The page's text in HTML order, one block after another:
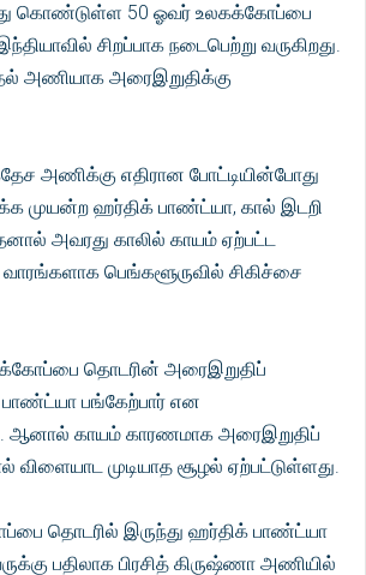
கொண்டுள்ள 50 ஓவர் உலகக்கோப்பை
சிறப்பாக நடைபெற்று வருகிறது.
அணியாக அரைஇறுதிக்கு
அணிக்கு எதிரான போட்டியின்போது
முயன்ற ஹர்திக் பாண்ட்யா, கால் இடறி
அவரது காலில் காயம் ஏற்பட்ட
பெங்களூருவில் சிகிச்சை
தொடரின் அரைஇறுதிப்
பாண்ட்யா பங்கேற்பார் என
ஆனால் காயம் காரணமாக அரைஇறுதிப்
விளையாட முடியாத சூழல் ஏற்பட்டுள்ளது.
தொடரில் இருந்து ஹர்திக் பாண்ட்யா
பதிலாக பிரசித் கிருஷ்ணா அணியில்